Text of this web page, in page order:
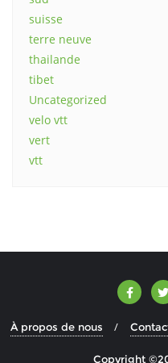
suisse
terre neuve
thailande
tibet
Uncategorized
velo vtt
vert
vtt
À propos de nous
Copyright